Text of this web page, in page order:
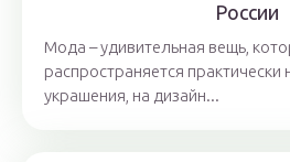
России
Мода – удивительная вещь,
распространяется практически
украшения, на дизайн...